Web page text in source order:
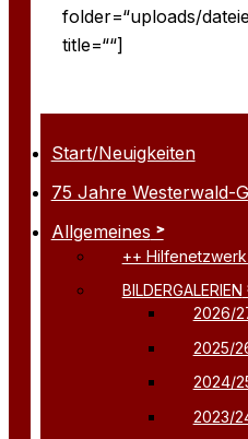
Start/Neuigkeiten
75 Jahre Westerwald-
Allgemeines
++
BILDERGALERIEN
2026/
2025/
2024/
2023/
folder=“uploads/
title=““]